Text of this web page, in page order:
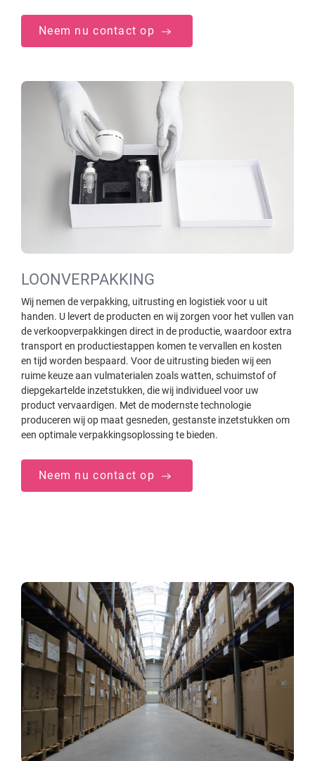
Neem nu contact op
LOONVERPAKKING
Wij nemen de verpakking, uitrusting en logistiek voor u uit
handen. U levert de producten en wij zorgen voor het vullen van
de verkoopverpakkingen direct in de productie, waardoor extra
transport en productiestappen komen te vervallen en kosten
en tijd worden bespaard. Voor de uitrusting bieden wij een
ruime keuze aan vulmaterialen zoals watten, schuimstof of
diepgekartelde inzetstukken, die wij individueel voor uw
product vervaardigen. Met de modernste technologie
produceren wij op maat gesneden, gestanste inzetstukken om
een optimale verpakkingsoplossing te bieden.
Neem nu contact op